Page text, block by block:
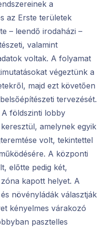
a
az Erste területek
– leendő irodaházi –
valamint
voltak. A folyamat
végeztünk a
majd ezt követően
tervezését.
A földszinti lobby
amelynek egyik
volt, tekintettel
A központi
előtte pedig két,
kapott helyet. A
növényládák választják
kényelmes várakozó
pasztelles